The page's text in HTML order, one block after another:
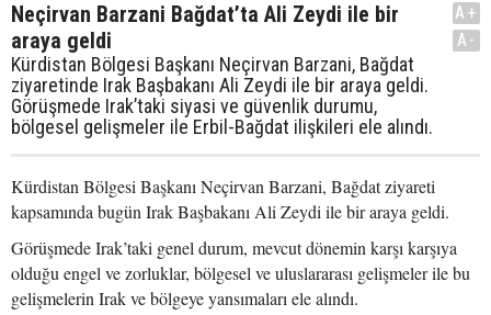
Neçirvan Barzani Bağdat’ta Ali Zeydi ile bir
araya geldi
Kürdistan Bölgesi Başkanı Neçirvan Barzani, Bağdat
ziyaretinde Irak Başbakanı Ali Zeydi ile bir araya geldi.
Görüşmede Irak’taki siyasi ve güvenlik durumu,
bölgesel gelişmeler ile Erbil-Bağdat ilişkileri ele alındı.
A+
A-
Kürdistan Bölgesi Başkanı Neçirvan Barzani, Bağdat ziyareti
kapsamında bugün Irak Başbakanı Ali Zeydi ile bir araya geldi.
Görüşmede Irak’taki genel durum, mevcut dönemin karşı karşıya
olduğu engel ve zorluklar, bölgesel ve uluslararası gelişmeler ile bu
gelişmelerin Irak ve bölgeye yansımaları ele alındı.